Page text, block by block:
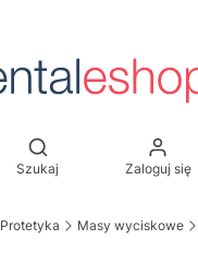
Otwórz wyszukiwarkę
Szukaj Zaloguj się
Protetyka Masy wyciskowe